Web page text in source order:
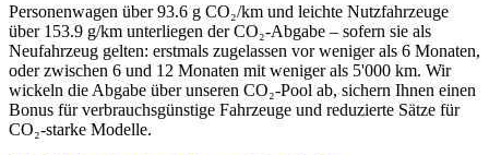
Personenwagen über 93.6 g CO₂/km und leichte Nutzfahrzeuge
über 153.9 g/km unterliegen der CO₂-Abgabe – sofern sie als
Neufahrzeug gelten: erstmals zugelassen vor weniger als 6 Monaten,
oder zwischen 6 und 12 Monaten mit weniger als 5'000 km. Wir
wickeln die Abgabe über unseren CO₂-Pool ab, sichern Ihnen einen
Bonus für verbrauchsgünstige Fahrzeuge und reduzierte Sätze für
CO₂-starke Modelle.